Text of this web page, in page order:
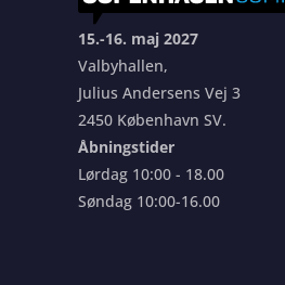
15.-16. maj 2027
Valbyhallen,
Julius Andersens Vej 3
2450 København SV.
Åbningstider
Lørdag 10:00 - 18.00
Søndag 10:00-16.00